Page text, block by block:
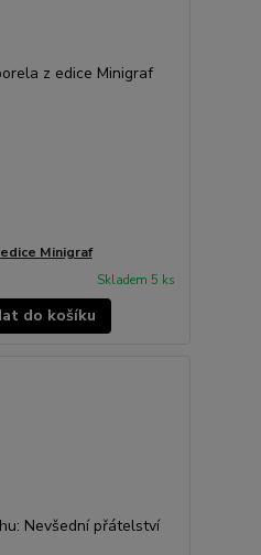
Minigraf
Skladem 5 ks
do košíku